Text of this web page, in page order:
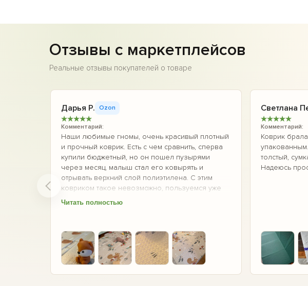
Отзывы с маркетплейсов
Реальные отзывы покупателей о товаре
Дарья Р. Ozon
★★★★★
Комментарий:
Наши любимые гномы, очень красивый плотный
и прочный коврик. Есть с чем сравнить, сперва
купили бюджетный, но он пошел пузырями
через месяц, малыш стал его ковырять и
отрывать верхний слой полиэтилена. С этим
ковриком такое невозможно, пользуемся уже
два месяца не складывая — на нем ни одного
Читать полностью
+6
Светлана
★★★★★
Комментарий:
Коврик
толстый,
Надеюсь